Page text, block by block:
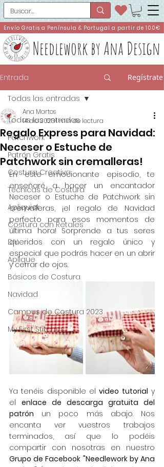
Needlework by Ana Design
Envío Gratis a Península & Portugal a partir de 100€
Entrada Regístrate
Todas las entradas
Patchwork
Patrón Gratis
Costura Creativa
Técnicas de Costura
Apliquick
Costura con Retales
DIY
Aplique
Básicos de Costura
Navidad
Campus de Costura 2023
My First Stitches
Todas las entradas
Regalo Express para Navidad:
Neceser o Estuche de
Patchwork sin cremalleras!
Ana Martos
14 dic 20231 min de lectura
En este emocionante episodio, te
enseñaré a hacer un encantador
Neceser o Estuche de Patchwork sin
cremalleras, ¡el regalo de Navidad
perfecto para esos momentos de
última hora! Sorprende a tus seres
queridos con un regalo único y
especial que podrás hacer en un abrir
y cerrar de ojos.
Ya tenéis disponible el video tutorial y
el enlace de descarga gratuita del
patrón un poco más abajo. Nos
encanta ver vuestros trabajos
terminados, así que lo podéis
Grupo de Facebook "Needlework by Ana